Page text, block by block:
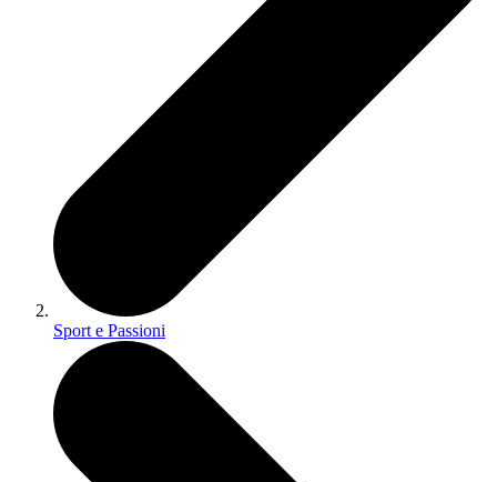
Sport e Passioni